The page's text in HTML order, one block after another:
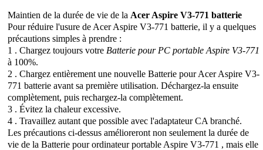
Maintien de la durée de vie de la Acer Aspire V3-771 batterie
Pour réduire l'usure de Acer Aspire V3-771 batterie, il y a quelques
précautions simples à prendre :
1 . Chargez toujours votre Batterie pour PC portable Aspire V3-771
à 100%.
2 . Chargez entièrement une nouvelle Batterie pour Acer Aspire V3-
771 batterie avant sa première utilisation. Déchargez-la ensuite
complètement, puis rechargez-la complètement.
3 . Évitez la chaleur excessive.
4 . Travaillez autant que possible avec l'adaptateur CA branché.
Les précautions ci-dessus amélioreront non seulement la durée de
vie de la Batterie pour ordinateur portable Aspire V3-771 , mais elle